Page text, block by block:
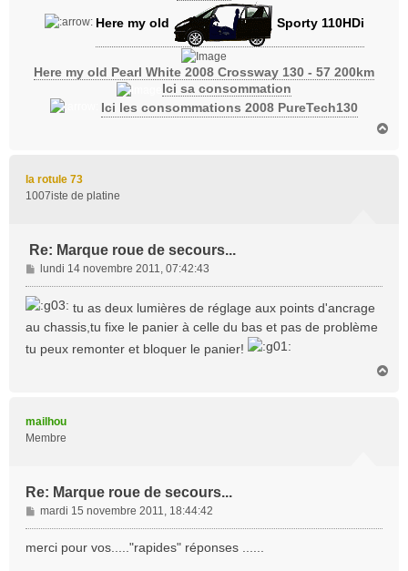
Here my old Sporty 110HDi
Here my old Pearl White 2008 Crossway 130 - 57 200km
Ici sa consommation
Ici les consommations 2008 PureTech130
la rotule 73
1007iste de platine
Re: Marque roue de secours...
M
e
s
a
g
lundi 14 novembre 2011, 07:42:43
tu as deux lumières de réglage aux points d'ancrage
au chassis,tu fixe le panier à celle du bas et pas de problème
tu peux remonter et bloquer le panier!
mailhou
Membre
Re: Marque roue de secours...
M
e
s
mardi 15 novembre 2011, 18:44:42
merci pour vos....."rapides" réponses ......